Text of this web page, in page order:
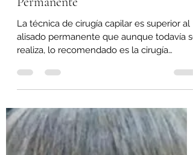
Cirugía Capilar y Alisado
Permanente
La técnica de cirugía capilar es superior al
realiza, lo recomendado es la cirugía
capilar. Las...